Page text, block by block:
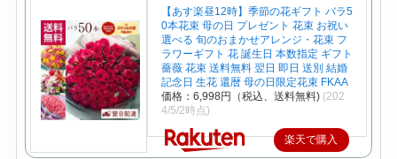
【あす楽昼12時】季節の花ギフト バラ5
0本花束 母の日 プレゼント 花束 お祝い
選べる 旬のおまかせアレンジ・花束 フ
ラワーギフト 花 誕生日 本数指定 ギフト
薔薇 花束 送料無料 翌日 即日 送別 結婚
記念日 生花 還暦 母の日限定花束 FKAA
価格：6,998円（税込、送料無料) (202
4/5/2時点)
楽天で購入